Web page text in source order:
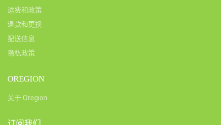
运费和政策
退款和更换
配送信息
隐私政策
OREGION
关于 Oregion